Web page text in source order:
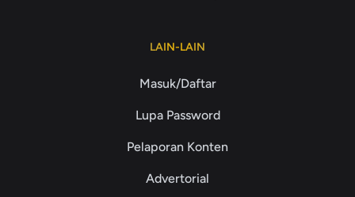
LAIN-LAIN
Masuk/Daftar
Lupa Password
Pelaporan Konten
Advertorial